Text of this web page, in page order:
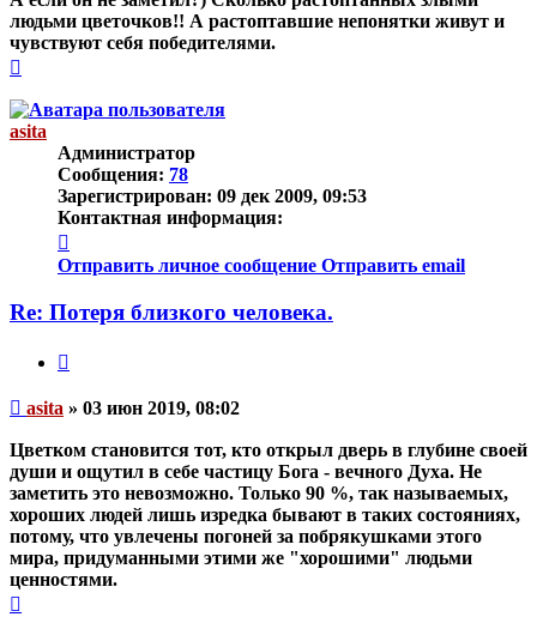
людьми цветочков!! А растоптавшие непонятки живут и
чувствуют себя победителями.
началу
asita
Администратор
Сообщения: 78
Зарегистрирован: 09 дек 2009, 09:53
Контактная информация:
информация
пользователя
Отправить личное сообщение Отправить email
Re: Потеря близкого человека.
Непрочитанное
asita » 03 июн 2019, 08:02
Цветком становится тот, кто открыл дверь в глубине своей
души и ощутил в себе частицу Бога - вечного Духа. Не
заметить это невозможно. Только 90 %, так называемых,
хороших людей лишь изредка бывают в таких состояниях,
потому, что увлечены погоней за побрякушками этого
мира, придуманными этими же "хорошими" людьми
ценностями.